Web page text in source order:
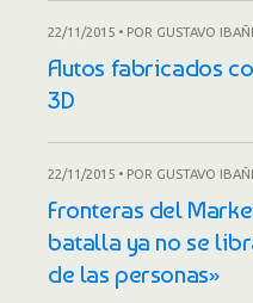
22/11/2015 • POR GUSTAVO
Autos fabricados
3D
22/11/2015 • POR GUSTAVO
Fronteras del
batalla ya no se
de las personas»